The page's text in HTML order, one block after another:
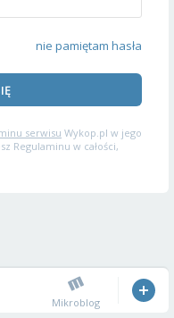
nie pamiętam hasła
serwisu Wykop.pl w jego
Regulaminu w całości,
Mikroblog